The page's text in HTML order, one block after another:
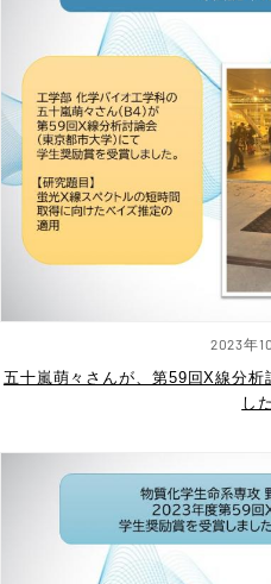
2023年
五十嵐萌々さんが、第59回X線分析
し